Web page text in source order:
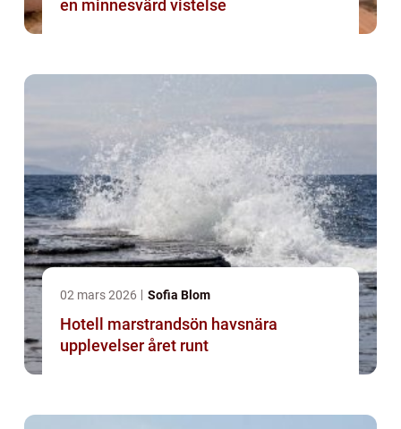
en minnesvärd vistelse
02 mars 2026 Sofia Blom
Hotell marstrandsön havsnära
upplevelser året runt